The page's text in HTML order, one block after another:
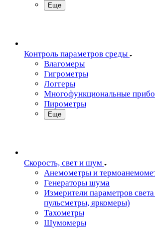
Еще
Контроль параметров среды
Влагомеры
Гигрометры
Логгеры
Многофункциональные
Пирометры
Еще
Скорость, свет и шум
Анемометры и
Генераторы шума
Измерители параметров
пульсметры, яркомеры)
Тахометры
Шумомеры